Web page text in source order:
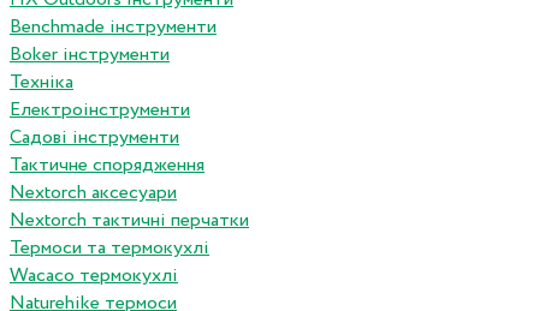
Benchmade інструменти
Boker інструменти
Техніка
Електроінструменти
Садові інструменти
Тактичне спорядження
Nextorch аксесуари
Nextorch тактичні перчатки
Термоси та термокухлі
Wacaco термокухлі
Naturehike термоси